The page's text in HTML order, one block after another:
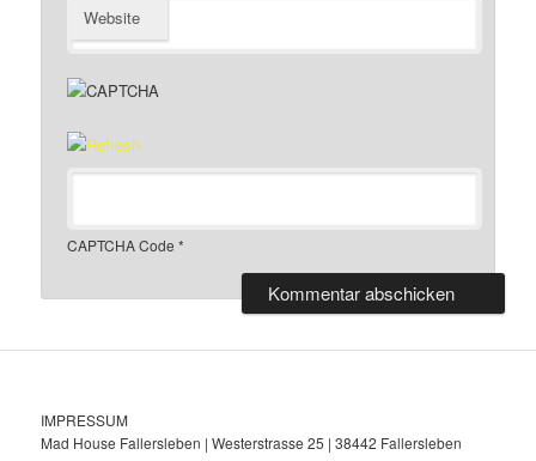
Website
CAPTCHA Code *
IMPRESSUM
Mad House Fallersleben | Westerstrasse 25 | 38442 Fallersleben